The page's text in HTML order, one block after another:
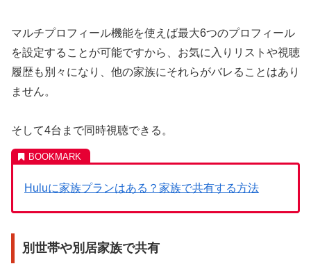
マルチプロフィール機能を使えば最大6つのプロフィール
を設定することが可能ですから、お気に入りリストや視聴
履歴も別々になり、他の家族にそれらがバレることはあり
ません。
そして4台まで同時視聴できる。
Huluに家族プランはある？家族で共有する方法
別世帯や別居家族で共有